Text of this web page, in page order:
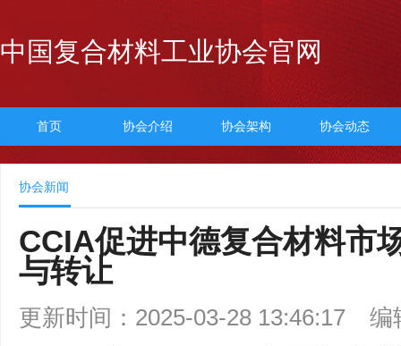
中国复合材料工业协会官网
首页 协会介绍 协会架构 协会动态
协会新闻
CCIA促进中德复合材料市
与转让
更新时间：2025-03-28 13:46:17 编